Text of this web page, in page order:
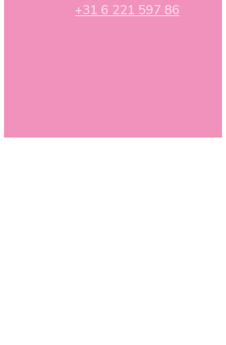
+31 6 221 597 86